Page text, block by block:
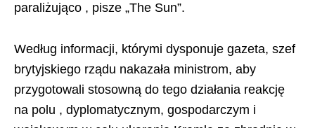
paraliżująco , pisze „The Sun”.
Według informacji, którymi dysponuje gazeta, szef
brytyjskiego rządu nakazała ministrom, aby
przygotowali stosowną do tego działania reakcję
na polu , dyplomatycznym, gospodarczym i